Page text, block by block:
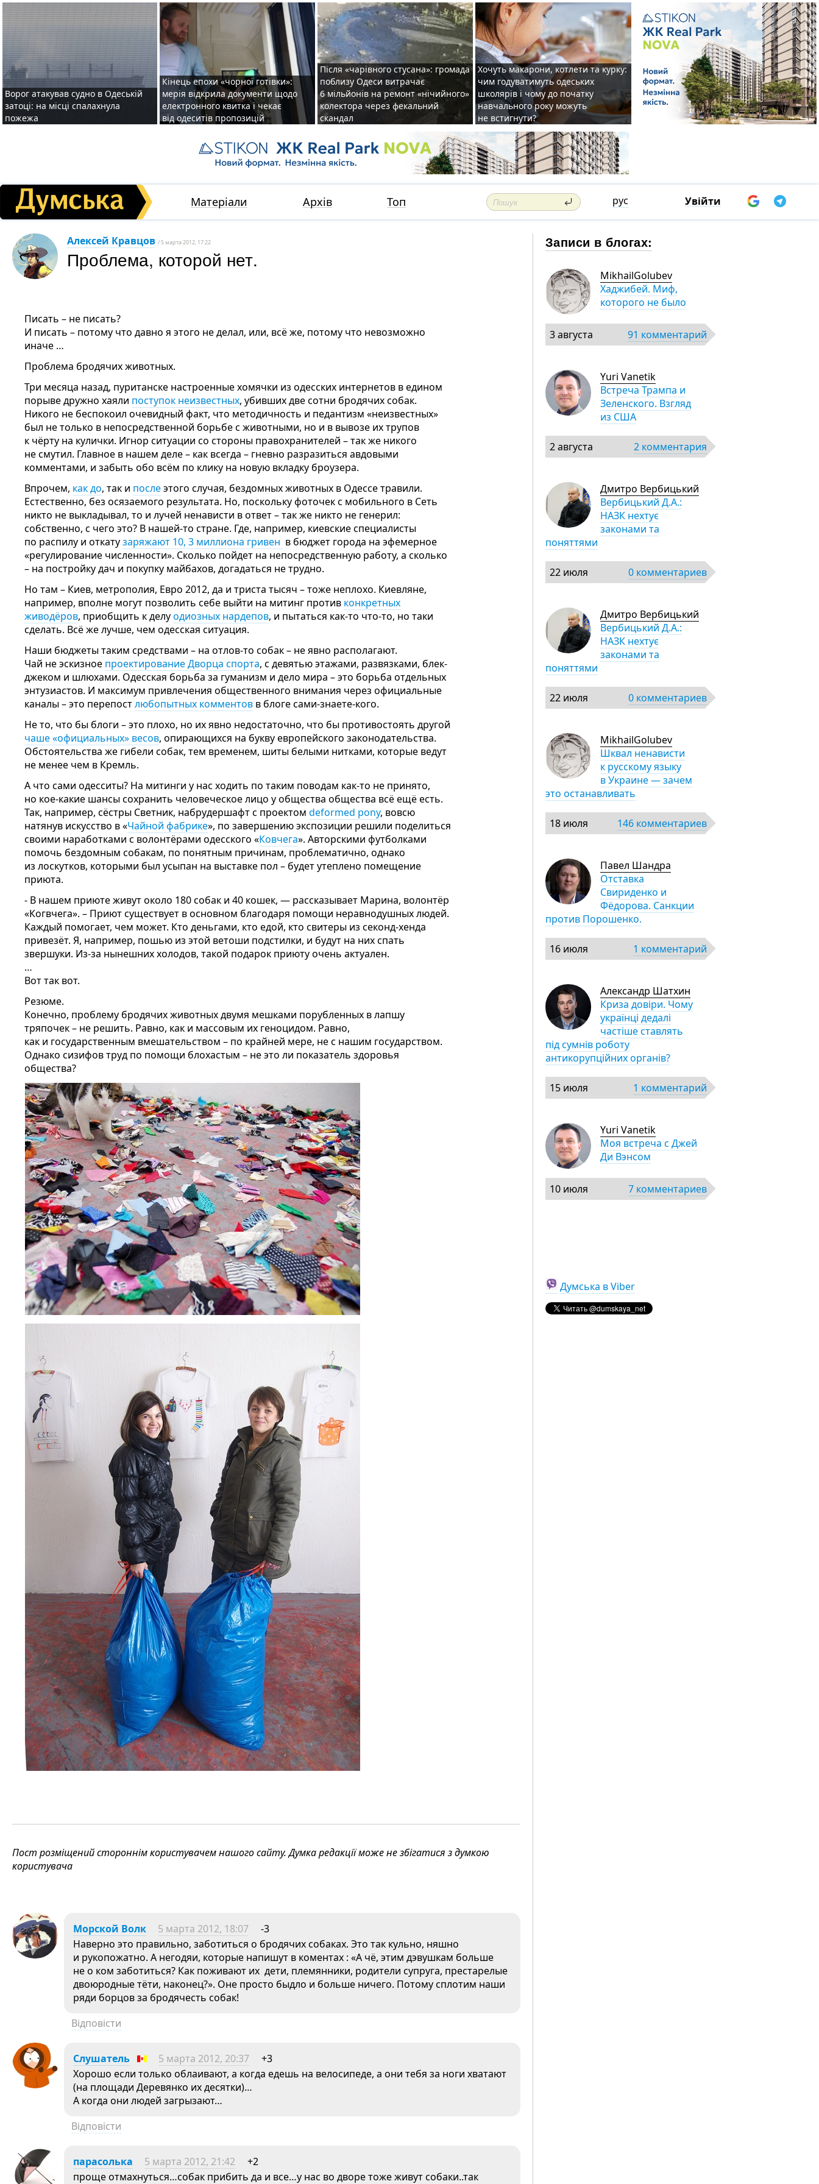
Ворог атакував судно в Одеській
затоці: на місці спалахнула
пожежа
Кінець епохи «чорної готівки»:
мерія відкрила документи щодо
електронного квитка і чекає
від одеситів пропозицій
Після «чарівного стусана»: громада
поблизу Одеси витрачає
6 мільйонів на ремонт «нічийного»
колектора через фекальний
скандал
Хочуть макарони, котлети та курку:
чим годуватимуть одеських
школярів і чому до початку
навчального року можуть
не встигнути?
Матеріали Архів Топ рус Увійти
Алексей Кравцов / 5 марта 2012, 17:22
Проблема, которой нет.
Писать – не писать?
И писать – потому что давно я этого не делал, или, всё же, потому что невозможно
иначе …
Проблема бродячих животных.
Три месяца назад, пуританске настроенные хомячки из одесских интернетов в едином
порыве дружно хаяли поступок неизвестных, убивших две сотни бродячих собак.
Никого не беспокоил очевидный факт, что методичность и педантизм «неизвестных»
был не только в непосредственной борьбе с животными, но и в вывозе их трупов
к чёрту на кулички. Игнор ситуации со стороны правохранителей – так же никого
не смутил. Главное в нашем деле – как всегда – гневно разразиться авдовыми
комментами, и забыть обо всём по клику на новую вкладку броузера.
Впрочем, как до, так и послеэтого случая, бездомных животных в Одессе травили.
Естественно, без осязаемого результата. Но, поскольку фоточек с мобильного в Сеть
никто не выкладывал, то и лучей ненависти в ответ – так же никто не генерил:
собственно, с чего это? В нашей-то стране. Где, например, киевские специалисты
по распилу и откатузаряжают 10, 3 миллиона гривен в бюджет города на эфемерное
«регулирование численности». Сколько пойдет на непосредственную работу, а сколько
– на постройку дач и покупку майбахов, догадаться не трудно.
Но там – Киев, метрополия, Евро 2012, да и триста тысяч – тоже неплохо. Киевляне,
например, вполне могут позволить себе выйти на митинг против конкретных
живодёров, приобщить к делуодиозных нардепов, и пытаться как-то что-то, но таки
сделать. Всё же лучше, чем одесская ситуация.
Наши бюджеты таким средствами – на отлов-то собак – не явно располагают.
Чай не эскизное проектирование Дворца спорта, с девятью этажами, развязками, блек-
джеком и шлюхами. Одесская борьба за гуманизм и дело мира – это борьба отдельных
энтузиастов. И максимум привлечения общественного внимания через официальные
каналы – это перепостлюбопытных комментов в блоге сами-знаете-кого.
Не то, что бы блоги – это плохо, но их явно недостаточно, что бы противостоять другой
чаше «официальных» весов, опирающихся на букву европейского законодательства.
Обстоятельства же гибели собак, тем временем, шиты белыми нитками, которые ведут
не менее чем в Кремль.
А что сами одесситы? На митинги у нас ходить по таким поводам как-то не принято,
но кое-какие шансы сохранить человеческое лицо у общества общества всё ещё есть.
Так, например, сёстры Светник, набрудершафт с проектом deformed pony, вовсю
натянув искусство в «Чайной фабрике», по завершению экспозиции решили поделиться
своими наработками с волонтёрами одесского «Ковчега». Авторскими футболками
помочь бездомным собакам, по понятным причинам, проблематично, однако
из лоскутков, которыми был усыпан на выставке пол – будет утеплено помещение
приюта.
- В нашем приюте живут около 180 собак и 40 кошек, — рассказывает Марина, волонтёр
«Когвчега». – Приют существует в основном благодаря помощи неравнодушных людей.
Каждый помогает, чем может. Кто деньгами, кто едой, кто свитеры из секонд-хенда
привезёт. Я, например, пошью из этой ветоши подстилки, и будут на них спать
звершуки. Из-за нынешних холодов, такой подарок приюту очень актуален.
…
Вот так вот.
Резюме.
Конечно, проблему бродячих животных двумя мешками порубленных в лапшу
тряпочек – не решить. Равно, как и массовым их геноцидом. Равно,
как и государственным вмешательством – по крайней мере, не с нашим государством.
Однако сизифов труд по помощи блохастым – не это ли показатель здоровья
общества?
Пост розміщений стороннім користувачем нашого сайту. Думка редакції може не збігатися з думкою
користувача
Морской Волк 5 марта 2012, 18:07
-3
Наверно это правильно, заботиться о бродячих собаках. Это так кульно, няшно
и рукопожатно. А негодяи, которые напишут в коментах : «А чё, этим дэвушкам больше
не о ком заботиться? Как поживают их дети, племянники, родители супруга, престарелые
двоюродные тёти, наконец?». Оне просто быдло и больше ничего. Потому сплотим наши
ряди борцов за бродячесть собак!
Відповісти
Слушатель 5 марта 2012, 20:37
+3
Хорошо если только облаивают, а когда едешь на велосипеде, а они тебя за ноги хватают
(на площади Деревянко их десятки)…
А когда они людей загрызают…
Відповісти
парасолька 5 марта 2012, 21:42
+2
проще отмахнуться…собак прибить да и все…у нас во дворе тоже живут собаки..так
Записи в блогах:
MikhailGolubev
Хаджибей. Миф,
которого не было
3 августа 91 комментарий
Yuri Vanetik
Встреча Трампа и
Зеленского. Взгляд
из США
2 августа 2 комментария
Дмитро Вербицький
Вербицький Д.А.:
НАЗК нехтує
законами та
поняттями
22 июля 0 комментариев
Дмитро Вербицький
Вербицький Д.А.:
НАЗК нехтує
законами та
поняттями
22 июля 0 комментариев
MikhailGolubev
Шквал ненависти
к русскому языку
в Украине — зачем
это останавливать
18 июля 146 комментариев
Павел Шандра
Отставка
Свириденко и
Фёдорова. Санкции
против Порошенко.
16 июля 1 комментарий
Александр Шатхин
Криза довіри. Чому
українці дедалі
частіше ставлять
під сумнів роботу
антикорупційних органів?
15 июля 1 комментарий
Yuri Vanetik
Моя встреча с Джей
Ди Вэнсом
10 июля 7 комментариев
Думська в Viber